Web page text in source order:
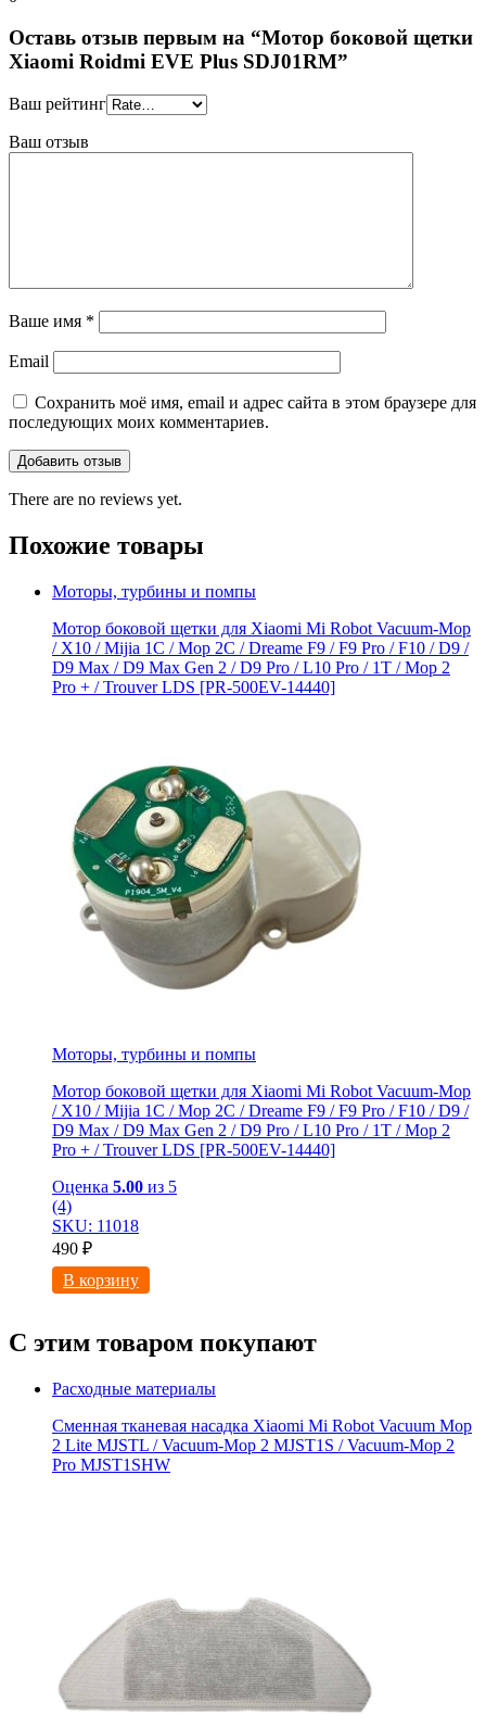
Оставь отзыв первым на “Мотор боковой щетки
Xiaomi Roidmi EVE Plus SDJ01RM”
Ваш рейтинг
Ваш отзыв
Ваше имя *
Email
Сохранить моё имя, email и адрес сайта в этом браузере для
последующих моих комментариев.
There are no reviews yet.
Похожие товары
Моторы, турбины и помпы
Мотор боковой щетки для Xiaomi Mi Robot Vacuum-Mop
/ X10 / Mijia 1C / Mop 2C / Dreame F9 / F9 Pro / F10 / D9 /
D9 Max / D9 Мах Gen 2 / D9 Pro / L10 Pro / 1T / Mop 2
Pro + / Trouver LDS [PR-500EV-14440]
Моторы, турбины и помпы
Мотор боковой щетки для Xiaomi Mi Robot Vacuum-Mop
/ X10 / Mijia 1C / Mop 2C / Dreame F9 / F9 Pro / F10 / D9 /
D9 Max / D9 Мах Gen 2 / D9 Pro / L10 Pro / 1T / Mop 2
Pro + / Trouver LDS [PR-500EV-14440]
Оценка 5.00 из 5
(4)
SKU: 11018
490 ₽
В корзину
С этим товаром покупают
Расходные материалы
Сменная тканевая насадка Xiaomi Mi Robot Vacuum Mop
2 Lite MJSTL / Vacuum-Mop 2 MJST1S / Vacuum-Mop 2
Pro MJST1SHW